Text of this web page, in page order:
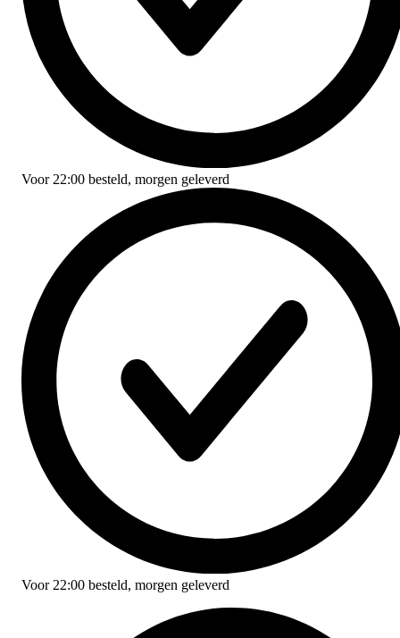
Voor 22:00 besteld, morgen geleverd
Voor 22:00 besteld, morgen geleverd